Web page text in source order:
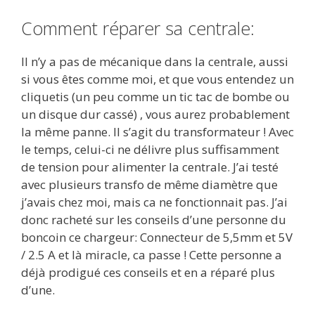
Comment réparer sa centrale:
Il n’y a pas de mécanique dans la centrale, aussi
si vous êtes comme moi, et que vous entendez un
cliquetis (un peu comme un tic tac de bombe ou
un disque dur cassé) , vous aurez probablement
la même panne. Il s’agit du transformateur ! Avec
le temps, celui-ci ne délivre plus suffisamment
de tension pour alimenter la centrale. J’ai testé
avec plusieurs transfo de même diamètre que
j’avais chez moi, mais ca ne fonctionnait pas. J’ai
donc racheté sur les conseils d’une personne du
boncoin ce chargeur: Connecteur de 5,5mm et 5V
/ 2.5 A et là miracle, ca passe ! Cette personne a
déjà prodigué ces conseils et en a réparé plus
d’une.